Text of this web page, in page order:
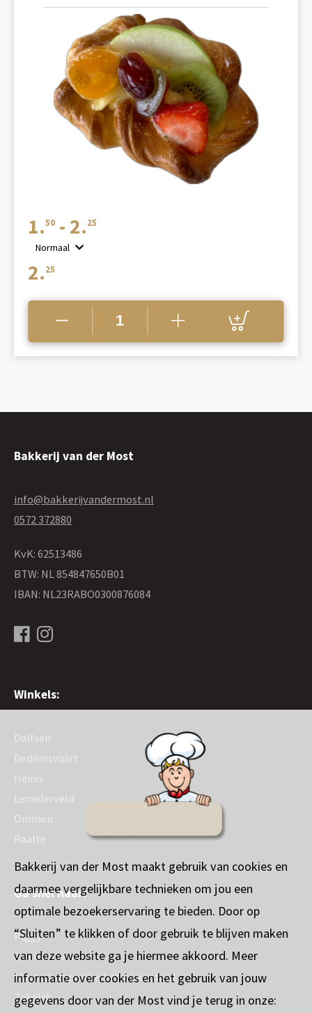
1.50 - 2. 25
Normaal
2. 25
Bakkerij van der Most
info@bakkerijvandermost.nl
0572 372880
KvK: 62513486
BTW: NL 854847650B01
IBAN: NL23RABO0300876084
Winkels:
Dalfsen
Dedemsvaart
Heino
Lemelerveld
Ommen
Raalte
Ga snel naar:
Piggy
Sponsorbeleid
Maatschappelijke betrokkenheid
Zakelijk
Bakkerij van der Most maakt gebruik van cookies en
daarmee vergelijkbare technieken om jou een
optimale bezoekerservaring te bieden. Door op
“Sluiten” te klikken of door gebruik te blijven maken
van deze website ga je hiermee akkoord. Meer
informatie over cookies en het gebruik van jouw
gegevens door van der Most vind je terug in onze: